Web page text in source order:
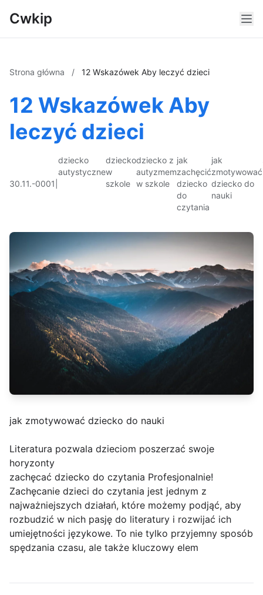
Cwkip
Strona główna / 12 Wskazówek Aby leczyć dzieci
12 Wskazówek Aby
leczyć dzieci
30.11.-0001
dziecko
autystyczne
dziecko
w
szkole
dziecko z
autyzmem
w szkole
jak
zachęcić
dziecko
do
czytania
jak
zmotywować
dziecko do
nauki
jak zmotywować dziecko do nauki
Literatura pozwala dzieciom poszerzać swoje
horyzonty
zachęcać dziecko do czytania Profesjonalnie!
Zachęcanie dzieci do czytania jest jednym z
najważniejszych działań, które możemy podjąć, aby
rozbudzić w nich pasję do literatury i rozwijać ich
umiejętności językowe. To nie tylko przyjemny sposób
spędzania czasu, ale także kluczowy elem